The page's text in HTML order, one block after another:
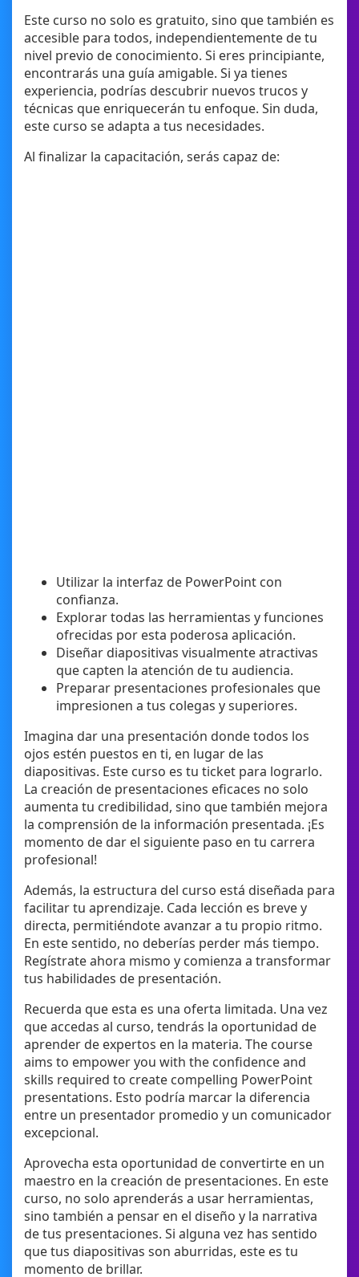
Este curso no solo es gratuito, sino que también es
accesible para todos, independientemente de tu
nivel previo de conocimiento. Si eres principiante,
encontrarás una guía amigable. Si ya tienes
experiencia, podrías descubrir nuevos trucos y
técnicas que enriquecerán tu enfoque. Sin duda,
este curso se adapta a tus necesidades.
Al finalizar la capacitación, serás capaz de:
Utilizar la interfaz de PowerPoint con
confianza.
Explorar todas las herramientas y funciones
ofrecidas por esta poderosa aplicación.
Diseñar diapositivas visualmente atractivas
que capten la atención de tu audiencia.
Preparar presentaciones profesionales que
impresionen a tus colegas y superiores.
Imagina dar una presentación donde todos los
ojos estén puestos en ti, en lugar de las
diapositivas. Este curso es tu ticket para lograrlo.
La creación de presentaciones eficaces no solo
aumenta tu credibilidad, sino que también mejora
la comprensión de la información presentada. ¡Es
momento de dar el siguiente paso en tu carrera
profesional!
Además, la estructura del curso está diseñada para
facilitar tu aprendizaje. Cada lección es breve y
directa, permitiéndote avanzar a tu propio ritmo.
En este sentido, no deberías perder más tiempo.
Regístrate ahora mismo y comienza a transformar
tus habilidades de presentación.
Recuerda que esta es una oferta limitada. Una vez
que accedas al curso, tendrás la oportunidad de
aprender de expertos en la materia. The course
aims to empower you with the confidence and
skills required to create compelling PowerPoint
presentations. Esto podría marcar la diferencia
entre un presentador promedio y un comunicador
excepcional.
Aprovecha esta oportunidad de convertirte en un
maestro en la creación de presentaciones. En este
curso, no solo aprenderás a usar herramientas,
sino también a pensar en el diseño y la narrativa
de tus presentaciones. Si alguna vez has sentido
que tus diapositivas son aburridas, este es tu
momento de brillar.